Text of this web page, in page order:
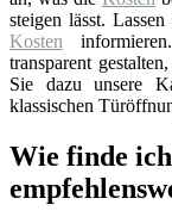
steigen lässt.
Kosten
transparent
Sie dazu unsere
klassischen
Wie finde